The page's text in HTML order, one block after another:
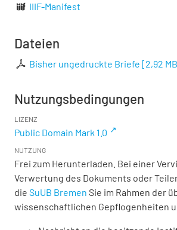
IIIF-Manifest
Dateien
Bisher ungedruckte Briefe [2,92 MB
Nutzungsbedingungen
LIZENZ
Public Domain Mark 1.0
NUTZUNG
Frei zum Herunterladen. Bei einer
Verwertung des Dokuments oder
die SuUB Bremen Sie im Rahmen der
wissenschaftlichen Gepflogenheiten